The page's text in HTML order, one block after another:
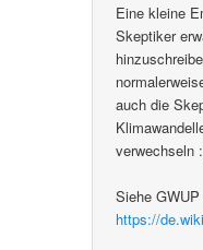
Eine kleine
Skeptiker
auch die
verwechseln
Siehe
https://